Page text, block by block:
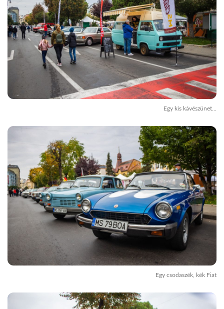
Egy kis kávészünet...
Egy csodaszék, kék Fiat